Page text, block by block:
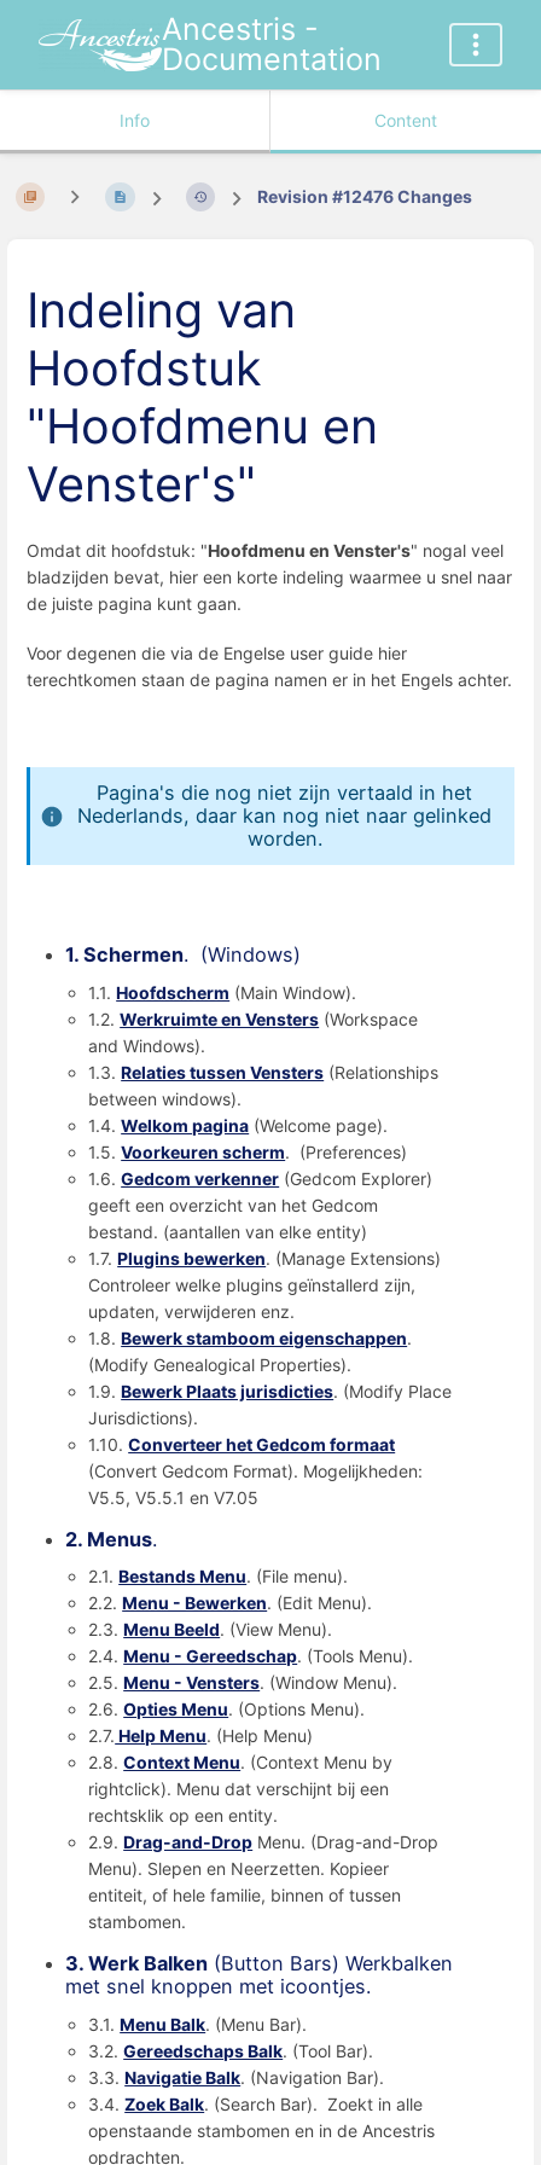
Ancestris -
Documentation
Info Content
Revision #12476 Changes
Indeling van
Hoofdstuk
"Hoofdmenu en
Venster's"
Omdat dit hoofdstuk: "Hoofdmenu en Venster's" nogal veel
bladzijden bevat, hier een korte indeling waarmee u snel naar
de juiste pagina kunt gaan.
Voor degenen die via de Engelse user guide hier
terechtkomen staan de pagina namen er in het Engels achter.
Pagina's die nog niet zijn vertaald in het
Nederlands, daar kan nog niet naar gelinked
worden.
1. Schermen. (Windows)
1.1.Hoofdscherm (Main Window).
1.2.Werkruimte en Vensters (Workspace
and Windows).
1.3.Relaties tussen Vensters (Relationships
between windows).
1.4.Welkom pagina (Welcome page).
1.5.Voorkeuren scherm. (Preferences)
1.6.Gedcom verkenner (Gedcom Explorer)
geeft een overzicht van het Gedcom
bestand. (aantallen van elke entity)
1.7.Plugins bewerken. (Manage Extensions)
Controleer welke plugins geïnstallerd zijn,
updaten, verwijderen enz.
1.8.Bewerk stamboom eigenschappen.
(Modify Genealogical Properties).
1.9.Bewerk Plaats jurisdicties. (Modify Place
Jurisdictions).
1.10.Converteer het Gedcom formaat
(Convert Gedcom Format). Mogelijkheden:
V5.5, V5.5.1 en V7.05
2. Menus.
2.1.Bestands Menu. (File menu).
2.2.Menu - Bewerken. (Edit Menu).
2.3.Menu Beeld. (View Menu).
2.4.Menu - Gereedschap. (Tools Menu).
2.5.Menu - Vensters. (Window Menu).
2.6.Opties Menu. (Options Menu).
2.7. Help Menu. (Help Menu)
2.8.Context Menu. (Context Menu by
rightclick). Menu dat verschijnt bij een
rechtsklik op een entity.
2.9.Drag-and-Drop Menu. (Drag-and-Drop
Menu). Slepen en Neerzetten. Kopieer
entiteit, of hele familie, binnen of tussen
stambomen.
3. Werk Balken (Button Bars) Werkbalken
met snel knoppen met icoontjes.
3.1.Menu Balk. (Menu Bar).
3.2.Gereedschaps Balk. (Tool Bar).
3.3.Navigatie Balk. (Navigation Bar).
3.4.Zoek Balk. (Search Bar). Zoekt in alle
openstaande stambomen en in de Ancestris
opdrachten.